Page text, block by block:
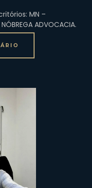
MN –
ADVOCACIA.